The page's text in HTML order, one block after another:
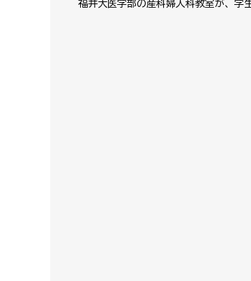
福井大医学部の産科婦人科教室が、学